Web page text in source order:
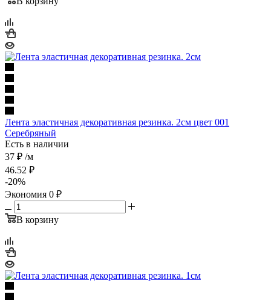
Лента эластичная декоративная резинка. 2см цвет 001
Серебряный
Есть в наличии
37 ₽ /м
46.52 ₽
-20%
Экономия 0 ₽
В корзину